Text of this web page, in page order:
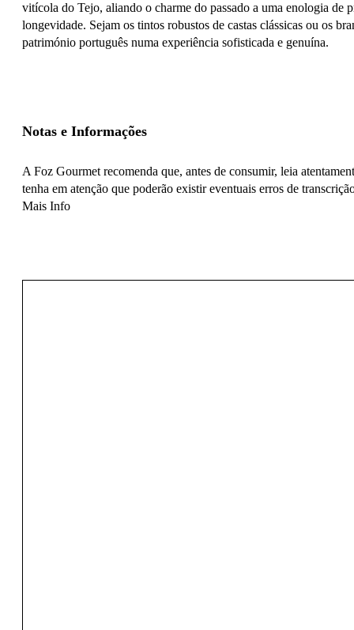
vitícola do Tejo, aliando o charme do passado a uma enologia de
longevidade. Sejam os tintos robustos de castas clássicas ou os
património português numa experiência sofisticada e genuína.
Notas e Informações
A Foz Gourmet recomenda que, antes de consumir, leia
tenha em atenção que poderão existir eventuais erros de
Mais Info